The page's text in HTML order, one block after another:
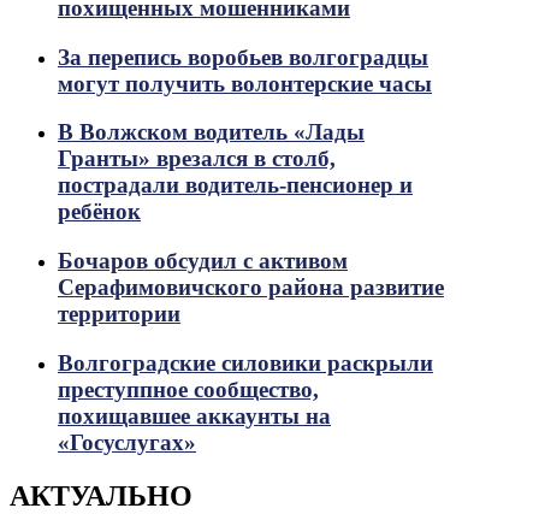
похищенных мошенниками
За перепись воробьев волгоградцы
могут получить волонтерские часы
В Волжском водитель «Лады
Гранты» врезался в столб,
пострадали водитель-пенсионер и
ребёнок
Бочаров обсудил с активом
Серафимовичского района развитие
территории
Волгоградские силовики раскрыли
преступпное сообщество,
похищавшее аккаунты на
«Госуслугах»
АКТУАЛЬНО